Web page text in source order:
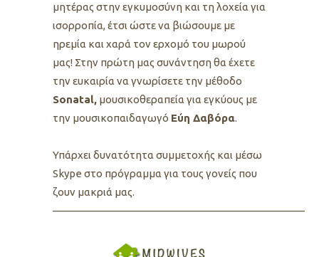
μητέρας στην εγκυμοσύνη και τη λοχεία για
ισορροπία, έτσι ώστε να βιώσουμε με
ηρεμία και χαρά τον ερχομό του μωρού
μας! Στην πρώτη μας συνάντηση θα έχετε
την ευκαιρία να γνωρίσετε την μέθοδο
Sonatal, μουσικοθεραπεία για εγκύους με
την μουσικοπαιδαγωγό Eύη Δαβόρα.
Υπάρχει δυνατότητα συμμετοχής και μέσω
Skype στο πρόγραμμα για τους γονείς που
ζουν μακριά μας.